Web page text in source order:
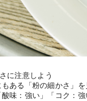
に注意しよう
ある「粉の細かさ」を
味：強い」「コク：